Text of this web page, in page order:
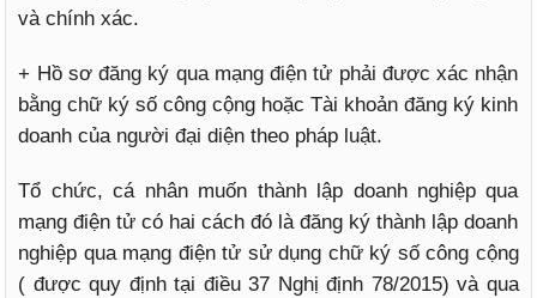
và chính xác.
+ Hồ sơ đăng ký qua mạng điện tử phải được xác nhận
bằng chữ ký số công cộng hoặc Tài khoản đăng ký kinh
doanh của người đại diện theo pháp luật.
Tổ chức, cá nhân muốn thành lập doanh nghiệp qua
mạng điện tử có hai cách đó là đăng ký thành lập doanh
nghiệp qua mạng điện tử sử dụng chữ ký số công cộng
( được quy định tại điều 37 Nghị định 78/2015) và qua